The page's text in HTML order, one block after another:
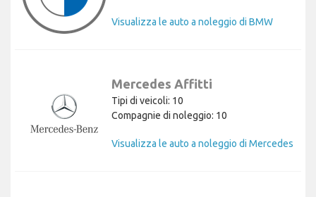
Visualizza le auto a noleggio di BMW
Mercedes Affitti
Tipi di veicoli: 10
Compagnie di noleggio: 10
Visualizza le auto a noleggio di Mercedes